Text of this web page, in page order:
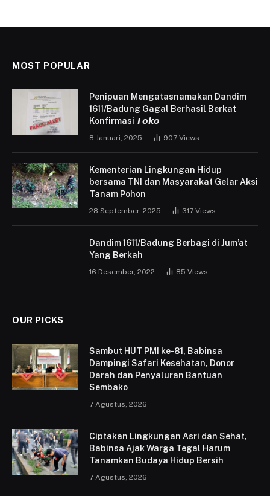
MOST POPULAR
Penipuan Mengatasnamakan Dandim
1611/Badung Gagal Berhasil Berkat
Konfirmasi 𝙏𝙤𝙠𝙤
8 Januari, 2025 907 Views
Kementerian Lingkungan Hidup
bersama TNI dan Masyarakat Gelar Aksi
Tanam Pohon
28 September, 2025 317 Views
Dandim 1611/Badung Berbagi di Jum’at
Yang Berkah
16 Desember, 2022 85 Views
OUR PICKS
Sambut HUT PMI ke-81, Babinsa
Dampingi Safari Kesehatan, Donor
Darah dan Penyaluran Bantuan
Sembako
7 Agustus, 2026
Ciptakan Lingkungan Asri dan Sehat,
Babinsa Ajak Warga Tegal Harum
Tanamkan Budaya Hidup Bersih
7 Agustus, 2026